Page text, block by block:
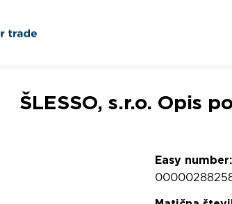
ŠLESSO, s.r.o. Opis
Easy number: